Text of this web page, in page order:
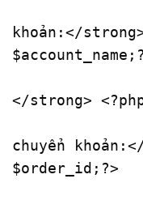
khoản: </strong
$account_name ;
</strong>
chuyển khoản:
$order_id ; ?>